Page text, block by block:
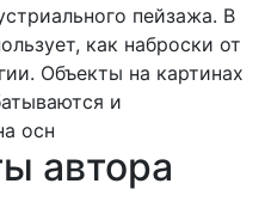
пейзажа. В
как наброски от
Объекты на картинах
и
осн
автора